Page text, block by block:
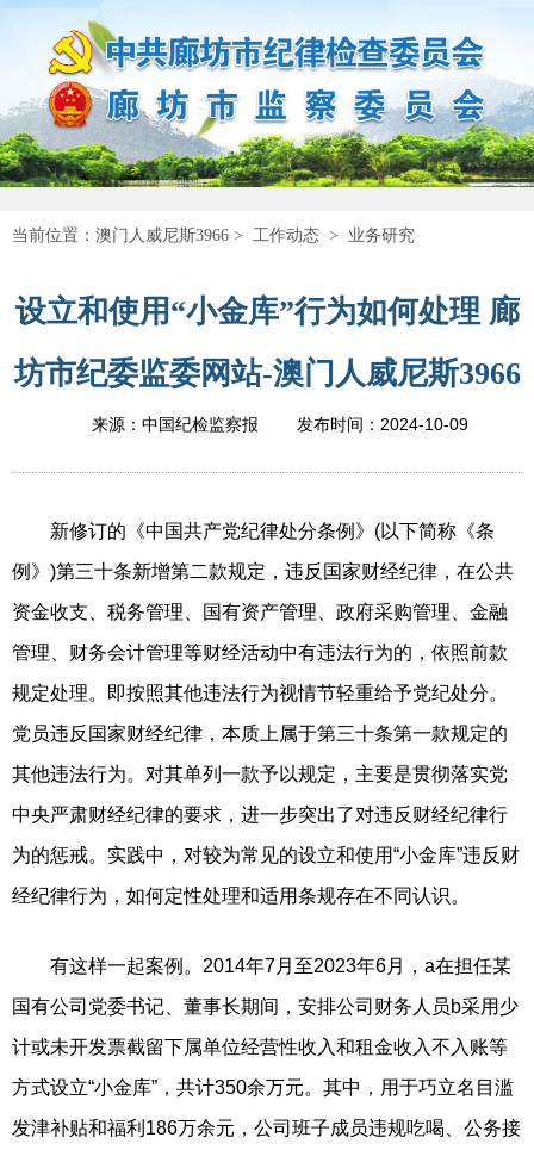
当前位置： 澳门人威尼斯3966 > 工作动态 > 业务研究
设立和使用“小金库”行为如何处理 廊
坊市纪委监委网站-澳门人威尼斯3966
来源：中国纪检监察报 发布时间： 2024-10-09
新修订的《中国共产党纪律处分条例》(以下简称《条
例》)第三十条新增第二款规定，违反国家财经纪律，在公共
资金收支、税务管理、国有资产管理、政府采购管理、金融
管理、财务会计管理等财经活动中有违法行为的，依照前款
规定处理。即按照其他违法行为视情节轻重给予党纪处分。
党员违反国家财经纪律，本质上属于第三十条第一款规定的
其他违法行为。对其单列一款予以规定，主要是贯彻落实党
中央严肃财经纪律的要求，进一步突出了对违反财经纪律行
为的惩戒。实践中，对较为常见的设立和使用“小金库”违反财
经纪律行为，如何定性处理和适用条规存在不同认识。
有这样一起案例。2014年7月至2023年6月，a在担任某
国有公司党委书记、董事长期间，安排公司财务人员b采用少
计或未开发票截留下属单位经营性收入和租金收入不入账等
方式设立“小金库”，共计350余万元。其中，用于巧立名目滥
发津补贴和福利186万余元，公司班子成员违规吃喝、公务接